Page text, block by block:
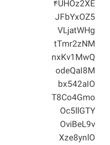
۴UHOz2XE
JFbYxOZ5
VLjatWHg
tTmr2zNM
nxKv1MwQ
odeQaI8M
bx542aIO
T8Co4Gmo
Oc5llGTY
OviBeL9v
Xze8ynlO